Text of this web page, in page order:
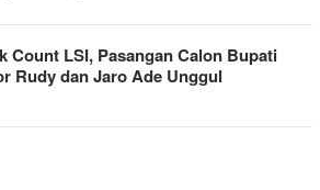
Count LSI, Pasangan Calon Bupati
Rudy dan Jaro Ade Unggul